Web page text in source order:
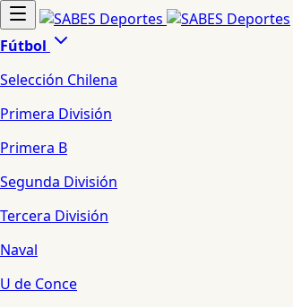
Fútbol
Selección Chilena
Primera División
Primera B
Segunda División
Tercera División
Naval
U de Conce